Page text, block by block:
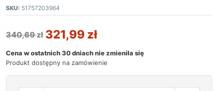
SKU: 51757203964
340,69zł 321,99 zł
Cena w ostatnich 30 dniach nie zmieniła się
Produkt dostępny na zamówienie